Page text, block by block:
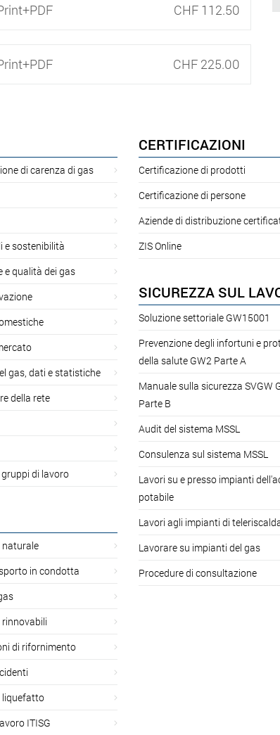
CHF 112.50
CHF 225.00
di carenza di gas
e sostenibilità
e qualità dei gas
gas, dati e statistiche
della rete
di lavoro
naturale
in condotta
di rifornimento
liquefatto
ITISG
CERTIFICAZIONI
Certificazione di prodotti
Certificazione di persone
Aziende di distribuzione
ZIS Online
SICUREZZA SUL
Soluzione settoriale GW15001
Prevenzione degli infortuni e
della salute GW2 Parte A
Manuale sulla sicurezza SVGW
Parte B
Audit del sistema MSSL
Consulenza sul sistema MSSL
Lavori su e presso impianti
potabile
Lavori agli impianti di
Lavorare su impianti del gas
Procedure di consultazione